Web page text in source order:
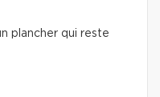
plancher qui reste